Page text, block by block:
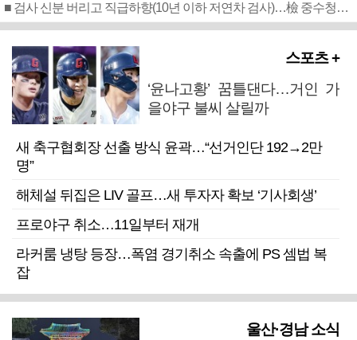
■ 검사 신분 버리고 직급하향(10년 이하 저연차 검사)…檢 중수청행 기피
스포츠 +
‘윤나고황’ 꿈틀댄다…거인 가
을야구 불씨 살릴까
새 축구협회장 선출 방식 윤곽…“선거인단 192→2만
명”
해체설 뒤집은 LIV 골프…새 투자자 확보 ‘기사회생’
프로야구 취소…11일부터 재개
라커룸 냉탕 등장…폭염 경기취소 속출에 PS 셈법 복
잡
울산·경남 소식